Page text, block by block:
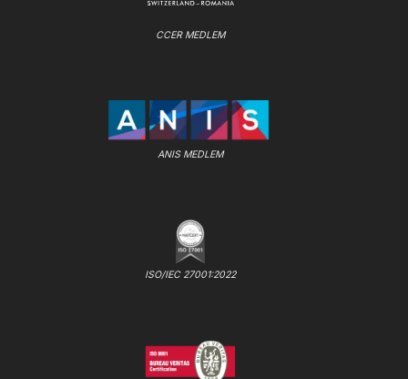
CCER MEDLEM
ANIS MEDLEM
ISO/IEC 27001:2022